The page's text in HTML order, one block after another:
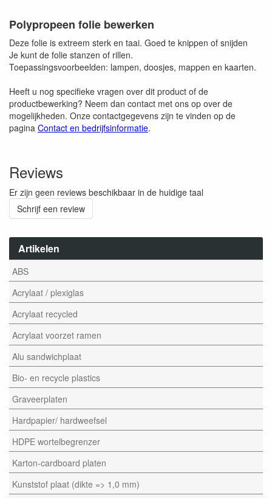
Artikelen
ABS
Acrylaat / plexiglas
Acrylaat recycled
Acrylaat voorzet ramen
Alu sandwichplaat
Bio- en recycle plastics
Graveerplaten
Hardpapier/ hardweefsel
HDPE wortelbegrenzer
Karton-cardboard platen
Kunststof plaat (dikte => 1,0 mm)
Polypropeen folie bewerken
Deze folie is extreem sterk en taai. Goed te knippen of snijden
Je kunt de folie stanzen of rillen.
Toepassingsvoorbeelden: lampen, doosjes, mappen en kaarten.
Heeft u nog specifieke vragen over dit product of de
productbewerking? Neem dan contact met ons op over de
mogelijkheden. Onze contactgegevens zijn te vinden op de
pagina Contact en bedrijfsinformatie.
Reviews
Er zijn geen reviews beschikbaar in de huidige taal
Schrijf een review